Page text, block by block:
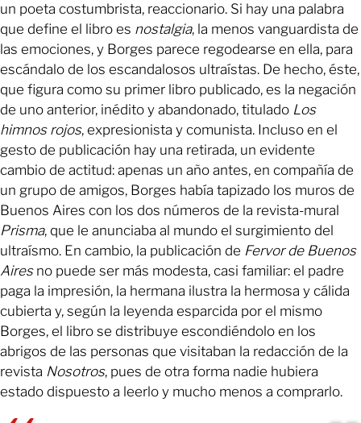
un poeta costumbrista, reaccionario. Si hay una palabra
que define el libro es nostalgia, la menos vanguardista de
las emociones, y Borges parece regodearse en ella, para
escándalo de los escandalosos ultraístas. De hecho, éste,
que figura como su primer libro publicado, es la negación
de uno anterior, inédito y abandonado, titulado Los
himnos rojos, expresionista y comunista. Incluso en el
gesto de publicación hay una retirada, un evidente
cambio de actitud: apenas un año antes, en compañía de
un grupo de amigos, Borges había tapizado los muros de
Buenos Aires con los dos números de la revista-mural
Prisma, que le anunciaba al mundo el surgimiento del
ultraísmo. En cambio, la publicación de Fervor de Buenos
Airesno puede ser más modesta, casi familiar: el padre
paga la impresión, la hermana ilustra la hermosa y cálida
cubierta y, según la leyenda esparcida por el mismo
Borges, el libro se distribuye escondiéndolo en los
abrigos de las personas que visitaban la redacción de la
revista Nosotros, pues de otra forma nadie hubiera
estado dispuesto a leerlo y mucho menos a comprarlo.